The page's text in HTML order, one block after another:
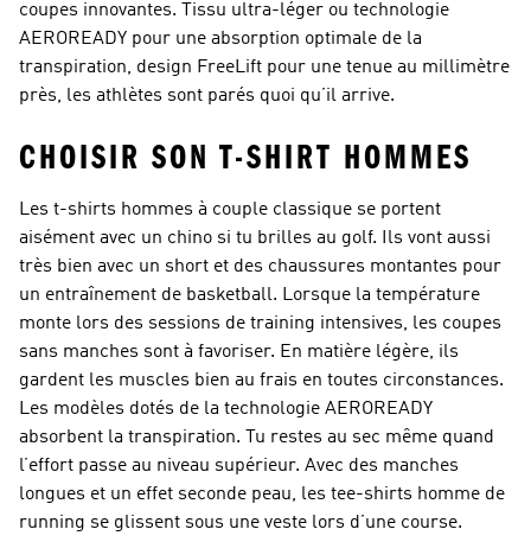
coupes innovantes. Tissu ultra-léger ou technologie
AEROREADY pour une absorption optimale de la
transpiration, design FreeLift pour une tenue au millimètre
près, les athlètes sont parés quoi qu’il arrive.
CHOISIR SON T-SHIRT HOMMES
Les t-shirts hommes à couple classique se portent
aisément avec un chino si tu brilles au golf. Ils vont aussi
très bien avec un short et des chaussures montantes pour
un entraînement de basketball. Lorsque la température
monte lors des sessions de training intensives, les coupes
sans manches sont à favoriser. En matière légère, ils
gardent les muscles bien au frais en toutes circonstances.
Les modèles dotés de la technologie AEROREADY
absorbent la transpiration. Tu restes au sec même quand
l’effort passe au niveau supérieur. Avec des manches
longues et un effet seconde peau, les tee-shirts homme de
running se glissent sous une veste lors d’une course.